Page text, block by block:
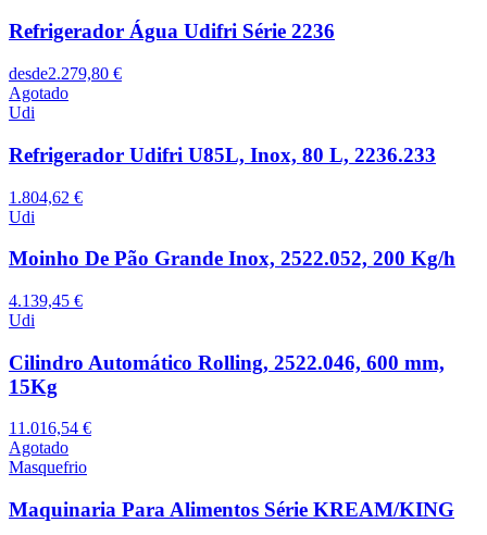
Refrigerador Água Udifri Série 2236
desde2.279,80 €
Agotado
Udi
Refrigerador Udifri U85L, Inox, 80 L, 2236.233
1.804,62 €
Udi
Moinho De Pão Grande Inox, 2522.052, 200 Kg/h
4.139,45 €
Udi
Cilindro Automático Rolling, 2522.046, 600 mm,
15Kg
11.016,54 €
Agotado
Masquefrio
Maquinaria Para Alimentos Série KREAM/KING